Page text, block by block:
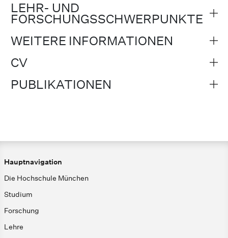
LEHR- UND
FORSCHUNGSSCHWERPUNKTE
WEITERE INFORMATIONEN
CV
PUBLIKATIONEN
Hauptnavigation
Die Hochschule München
Studium
Forschung
Lehre